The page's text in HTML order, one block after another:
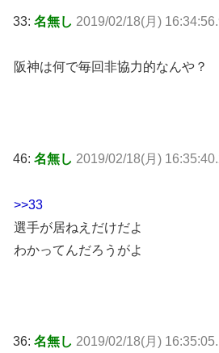
33: 名無し 2019/02/18(月)
阪神は何で毎回非協力的なんや？
46: 名無し 2019/02/18(月)
>>33
選手が居ねえだけだよ
わかってんだろうがよ
36: 名無し 2019/02/18(月)